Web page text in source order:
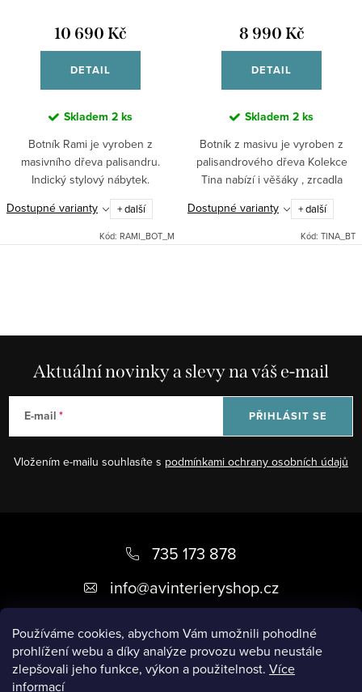
Používáme cookies, abychom Vám umožnili pohodlné
prohlížení webu a díky analýze provozu webu neustále
zlepšovali jeho funkce, výkon a použitelnost. Více
informací
10 690 Kč
DETAIL
Skladem 2 ks
Botník Rami je vyroben z
masivního dřeva palisandru.
Indický stylový nábytek.
Dostupné varianty
+ další
Kód: RAMI_BOT_M
8 990 Kč
DETAIL
Skladem 2 ks
Botník z masivu je vyroben z
palisandrového dřeva Kolekce
Tina nabízí i věšáky , zrcadla
které skvěle doplní váš halu
.chodbu či zádveří. Nábytek Tina
je vyráběný tradiční...
Dostupné varianty + další
Kód: TINA_BT
á
r
s
u
Aktuální novinky a slevy na váš e-mail
E-mail
Vložením e-mailu souhlasíte s podmínkami ochrany osobních údajů
PŘIHLÁSIT SE
a
735 173 878
info@avinterieryshop.cz